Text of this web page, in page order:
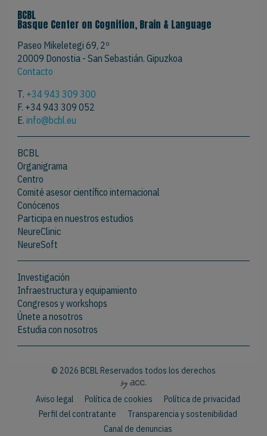
BCBL
Basque Center on Cognition, Brain & Language
Paseo Mikeletegi 69, 2º
20009 Donostia - San Sebastián. Gipuzkoa
Contacto
T. +34 943 309 300
F. +34 943 309 052
E.info@bcbl.eu
BCBL
Organigrama
Centro
Comité asesor científico internacional
Conócenos
Participa en nuestros estudios
NeureClinic
NeureSoft
Investigación
Infraestructura y equipamiento
Congresos y workshops
Únete a nosotros
Estudia con nosotros
© 2026 BCBL Reservados todos los derechos
Aviso legal Política de cookies
Política de privacidad
Perfil del contratante
Transparencia y sostenibilidad
Canal de denuncias